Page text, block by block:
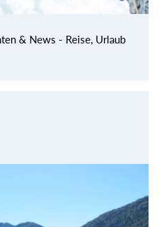
& News - Reise, Urlaub